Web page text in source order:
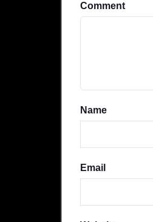
Comment
Name
Email